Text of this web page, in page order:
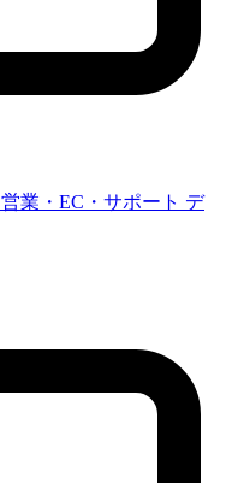
営業・EC・サポート デ